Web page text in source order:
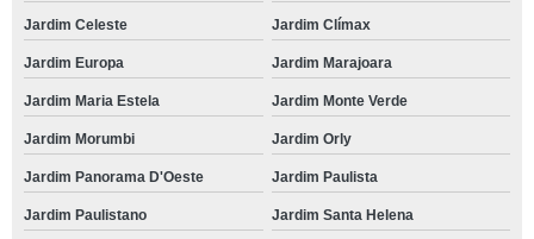
Jardim Celeste Jardim Clímax
Jardim Europa Jardim Marajoara
Jardim Maria Estela Jardim Monte Verde
Jardim Morumbi Jardim Orly
Jardim Panorama D'Oeste Jardim Paulista
Jardim Paulistano Jardim Santa Helena